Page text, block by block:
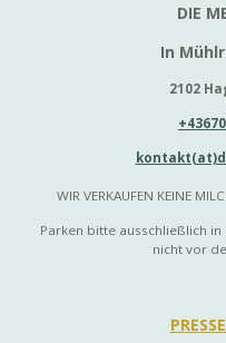
DIE
In
2102
WIR VERKAUFEN KEINE
Parken bitte ausschließlich
nicht vor